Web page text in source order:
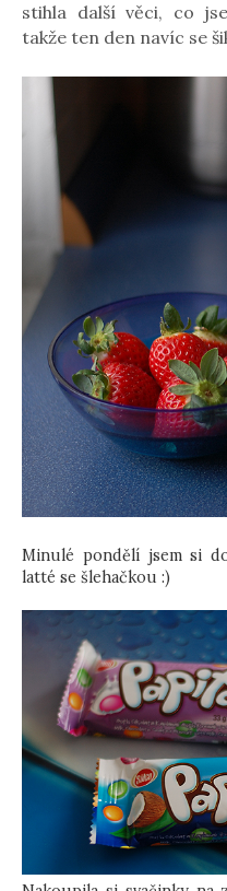
stihla další věci, co
takže ten den navíc se
Minulé pondělí jsem si
latté se šlehačkou :)